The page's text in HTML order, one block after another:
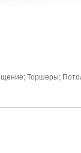
Торшеры;